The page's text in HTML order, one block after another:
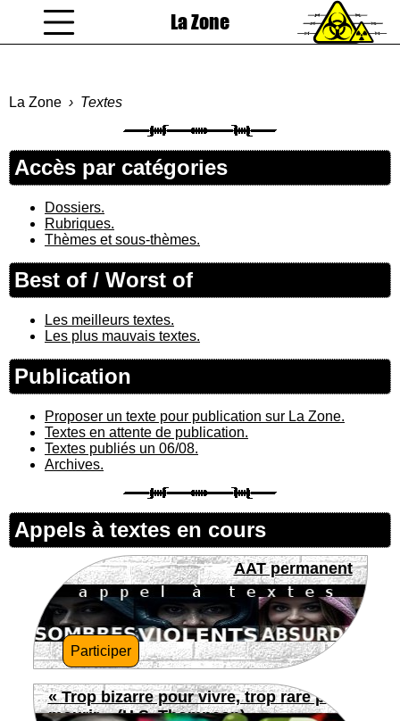
La Zone
La Zone Textes
Accès par catégories
Dossiers.
Rubriques.
Thèmes et sous-thèmes.
Best of / Worst of
Les meilleurs textes.
Les plus mauvais textes.
Publication
Proposer un texte pour publication sur La Zone.
Textes en attente de publication.
Textes publiés un 06/08.
Archives.
Appels à textes en cours
AAT permanent
Participer
« Trop bizarre pour vivre, trop rare pour
mourir » (H.S. Thompson)